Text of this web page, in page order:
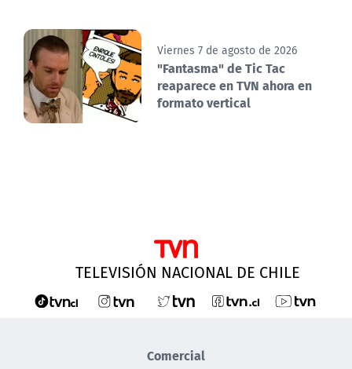
Viernes 7 de agosto de 2026
"Fantasma" de Tic Tac
reaparece en TVN ahora en
formato vertical
TELEVISIÓN NACIONAL DE CHILE
Comercial